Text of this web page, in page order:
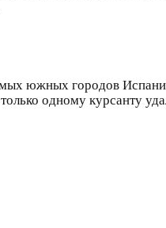
южных городов
одному курсанту